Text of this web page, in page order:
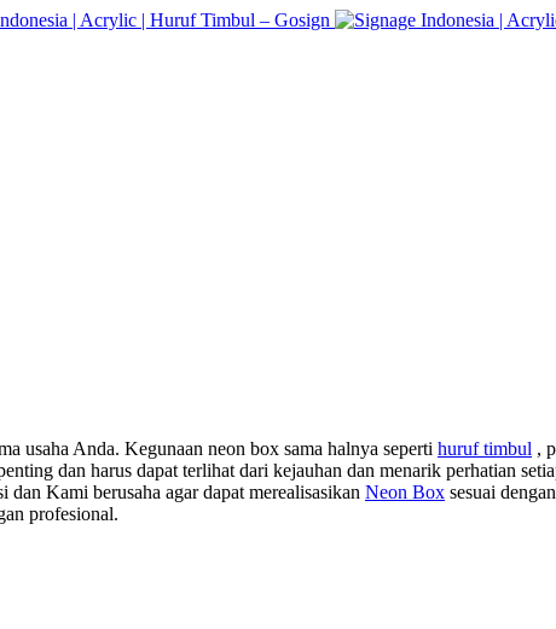
usaha Anda. Kegunaan neon box sama halnya seperti huruf timbul ,
dan harus dapat terlihat dari kejauhan dan menarik perhatian
Kami berusaha agar dapat merealisasikan Neon Box sesuai
profesional.